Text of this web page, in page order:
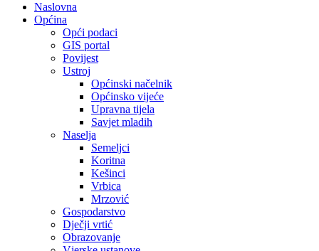
Naslovna
Općina
Opći podaci
GIS portal
Povijest
Ustroj
Općinski načelnik
Općinsko vijeće
Upravna tijela
Savjet mladih
Naselja
Semeljci
Koritna
Kešinci
Vrbica
Mrzović
Gospodarstvo
Dječji vrtić
Obrazovanje